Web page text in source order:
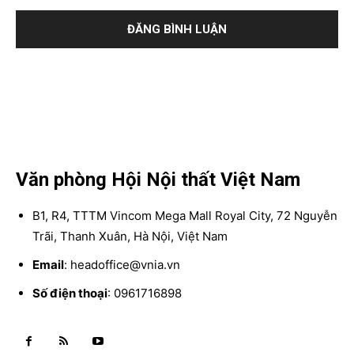
Văn phòng Hội Nội thất Việt Nam
B1, R4, TTTM Vincom Mega Mall Royal City, 72 Nguyễn
Trãi, Thanh Xuân, Hà Nội, Việt Nam
Email: headoffice@vnia.vn
Số điện thoại: 0961716898